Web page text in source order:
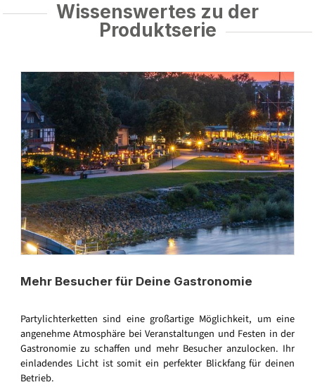
Wissenswertes zu der
Produktserie
Mehr Besucher für Deine Gastronomie
Partylichterketten sind eine großartige Möglichkeit, um eine
angenehme Atmosphäre bei Veranstaltungen und Festen in der
Gastronomie zu schaffen und mehr Besucher anzulocken. Ihr
einladendes Licht ist somit ein perfekter Blickfang für deinen
Betrieb.